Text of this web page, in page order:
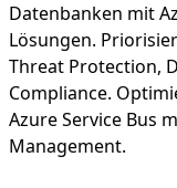
Datenbanken mit
Lösungen.
Threat Protection,
Compliance.
Azure Service Bus
Management.